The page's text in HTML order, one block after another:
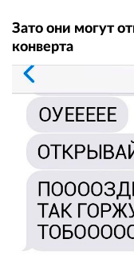
Зато они могут
конверта